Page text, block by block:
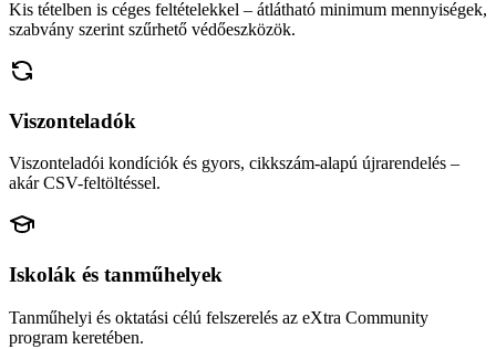
Kis tételben is céges feltételekkel – átlátható minimum mennyiségek,
szabvány szerint szűrhető védőeszközök.
Viszonteladók
Viszonteladói kondíciók és gyors, cikkszám-alapú újrarendelés –
akár CSV-feltöltéssel.
Iskolák és tanműhelyek
Tanműhelyi és oktatási célú felszerelés az eXtra Community
program keretében.